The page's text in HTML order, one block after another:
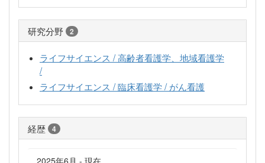
研究分野 2
ライフサイエンス / 高齢者看護学、地域看護学
/
ライフサイエンス / 臨床看護学 / がん看護
経歴 4
2025年6月 - 現在